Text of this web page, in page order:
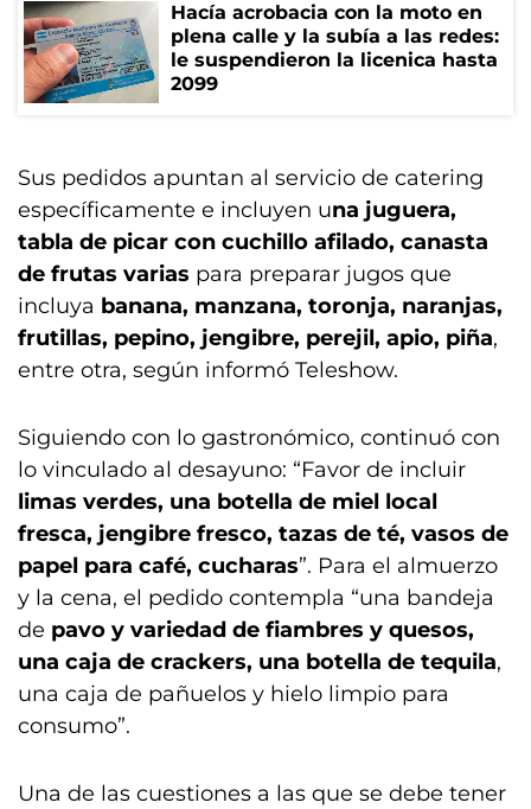
Hacía acrobacia con la moto en
plena calle y la subía a las redes:
le suspendieron la licenica hasta
2099
Sus pedidos apuntan al servicio de catering
específicamente e incluyen una juguera,
tabla de picar con cuchillo afilado, canasta
de frutas varias para preparar jugos que
incluya banana, manzana, toronja, naranjas,
frutillas, pepino, jengibre, perejil, apio, piña,
entre otra, según informó Teleshow.
Siguiendo con lo gastronómico, continuó con
lo vinculado al desayuno: “Favor de incluir
limas verdes, una botella de miel local
fresca, jengibre fresco, tazas de té, vasos de
papel para café, cucharas”. Para el almuerzo
y la cena, el pedido contempla “una bandeja
de pavo y variedad de fiambres y quesos,
una caja de crackers, una botella de tequila,
una caja de pañuelos y hielo limpio para
consumo”.
Una de las cuestiones a las que se debe tener